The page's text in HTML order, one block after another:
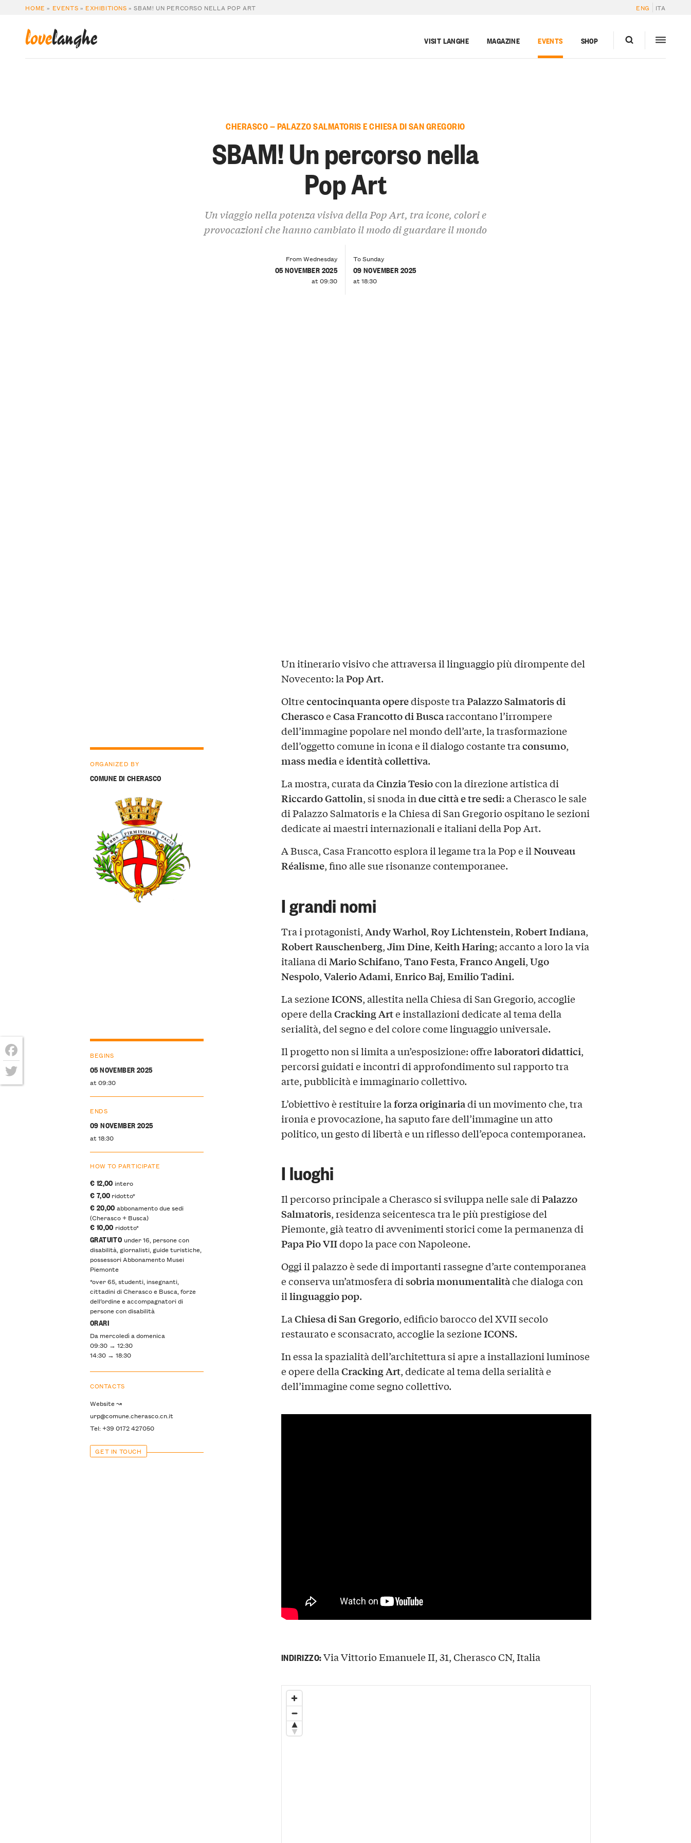
HOME » EVENTS » EXHIBITIONS »SBAM! UN PERCORSO NELLA POP ART ENG ITA
lovelanghe VISIT LANGHE MAGAZINE EVENTS SHOP
CHERASCO — PALAZZO SALMATORIS E CHIESA DI SAN GREGORIO
SBAM! Un percorso nella
Pop Art
Un viaggio nella potenza visiva della Pop Art, tra icone, colori e
provocazioni che hanno cambiato il modo di guardare il mondo
From Wednesday
05 NOVEMBER 2025
at 09:30
To Sunday
09 NOVEMBER 2025
at 18:30
Un itinerario visivo che attraversa il linguaggio più dirompente del
Novecento: laPop Art.
Oltrecentocinquanta operedisposte traPalazzo Salmatoris di
CherascoeCasa Francotto di Buscaraccontano l’irrompere
dell’immagine popolare nel mondo dell’arte, la trasformazione
dell’oggetto comune in icona e il dialogo costante traconsumo,
mass mediaeidentità collettiva.
La mostra, curata daCinzia Tesiocon la direzione artistica di
Riccardo Gattolin, si snoda indue città e tre sedi: a Cherasco le sale
di Palazzo Salmatoris e la Chiesa di San Gregorio ospitano le sezioni
dedicate ai maestri internazionali e italiani della Pop Art.
A Busca, Casa Francotto esplora il legame tra la Pop e ilNouveau
Réalisme, fino alle sue risonanze contemporanee.
I grandi nomi
Tra i protagonisti,Andy Warhol,Roy Lichtenstein,Robert Indiana,
Robert Rauschenberg,Jim Dine,Keith Haring; accanto a loro la via
italiana diMario Schifano,Tano Festa,Franco Angeli,Ugo
Nespolo,Valerio Adami,Enrico Baj,Emilio Tadini.
La sezioneICONS, allestita nella Chiesa di San Gregorio, accoglie
opere dellaCracking Arte installazioni dedicate al tema della
serialità, del segno e del colore come linguaggio universale.
Il progetto non si limita a un’esposizione: offrelaboratori didattici,
percorsi guidati e incontri di approfondimento sul rapporto tra
arte, pubblicità e immaginario collettivo.
L’obiettivo è restituire laforza originariadi un movimento che, tra
ironia e provocazione, ha saputo fare dell’immagine un atto
politico, un gesto di libertà e un riflesso dell’epoca contemporanea.
I luoghi
Il percorso principale a Cherasco si sviluppa nelle sale diPalazzo
Salmatoris, residenza seicentesca tra le più prestigiose del
Piemonte, già teatro di avvenimenti storici come la permanenza di
Papa Pio VIIdopo la pace con Napoleone.
Oggi il palazzo è sede di importanti rassegne d’arte contemporanea
e conserva un’atmosfera disobriamonumentalitàche dialoga con
illinguaggio pop.
LaChiesa di San Gregorio, edificio barocco del XVII secolo
restaurato e sconsacrato, accoglie la sezioneICONS.
In essa la spazialità dell’architettura si apre a installazioni luminose
e opere dellaCracking Art, dedicate al tema della serialità e
dell’immagine come segno collettivo.
ORGANIZED BY
COMUNE DI CHERASCO
BEGINS
05 NOVEMBER 2025
at 09:30
ENDS
09 NOVEMBER 2025
at 18:30
HOW TO PARTICIPATE
€ 12,00 intero
€ 7,00 ridotto*
€ 20,00 abbonamento due sedi
(Cherasco + Busca)
€ 10,00 ridotto*
GRATUITO under 16, persone con
disabilità, giornalisti, guide turistiche,
possessori Abbonamento Musei
Piemonte
*over 65, studenti, insegnanti,
cittadini di Cherasco e Busca, forze
dell’ordine e accompagnatori di
persone con disabilità
ORARI
Da mercoledì a domenica
09:30 → 12:30
14:30 → 18:30
CONTACTS
Website ↝
urp@comune.cherasco.cn.it
Tel: +39 0172 427050
GET IN TOUCH
INDIRIZZO:Via Vittorio Emanuele II, 31, Cherasco CN, Italia
Facebook
Twitter